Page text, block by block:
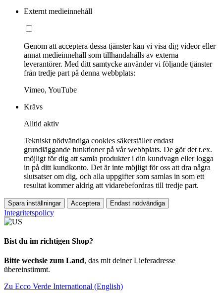
Externt medieinnehåll
Genom att acceptera dessa tjänster kan vi visa dig videor eller
annat medieinnehåll som tillhandahålls av externa
leverantörer. Med ditt samtycke använder vi följande tjänster
från tredje part på denna webbplats:
Vimeo, YouTube
Krävs
Alltid aktiv
Tekniskt nödvändiga cookies säkerställer endast
grundläggande funktioner på vår webbplats. De gör det t.ex.
möjligt för dig att samla produkter i din kundvagn eller logga
in på ditt kundkonto. Det är inte möjligt för oss att dra några
slutsatser om dig, och alla uppgifter som samlas in som ett
resultat kommer aldrig att vidarebefordras till tredje part.
Spara inställningar Acceptera Endast nödvändiga
Integritetspolicy
Bist du im richtigen Shop?
Bitte wechsle zum Land, das mit deiner Lieferadresse
übereinstimmt.
Zu Ecco Verde International (English)